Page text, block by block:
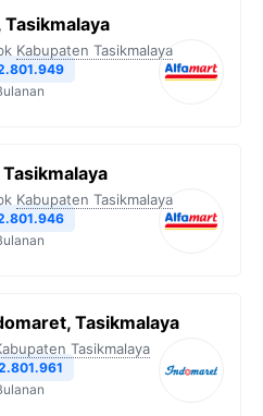
Kabupaten Tasikmalaya
Kabupaten Tasikmalaya
Tasikmalaya
Tasikmalaya